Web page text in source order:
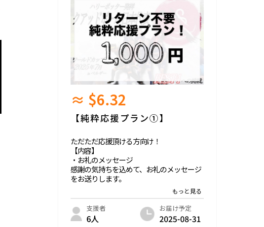
≈ $6.32
【純粋応援プラン①】
ただただ応援頂ける方向け！
【内容】
・お礼のメッセージ
感謝の気持ちを込めて、お礼のメッセージ
をお送りします。
このリターンは、【純粋応援プラン】1,000
円/3,000円/5,000円/10,000円/30,000円と同
じ内容になります。
支援者
6人
お届け予定
2025-08-31